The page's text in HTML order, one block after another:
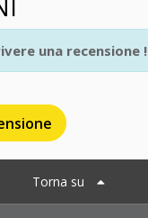
una recensione !
Torna su